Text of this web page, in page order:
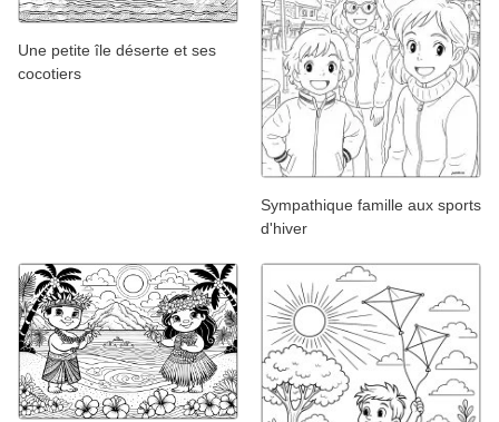
Une petite île déserte et ses
cocotiers
Sympathique famille aux sports
d'hiver